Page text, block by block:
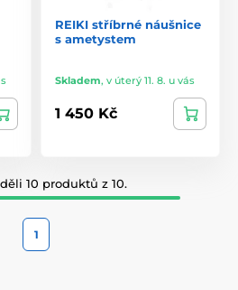
REIKI stříbrné náušnice
s ametystem
Skladem, v úterý 11. 8. u vás
1 450 Kč
10 produktů z 10.
1